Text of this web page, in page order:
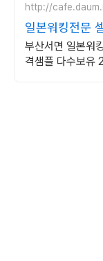
http://
일본워킹전문
행료
부산서면 일본워
격샘플 다수보유